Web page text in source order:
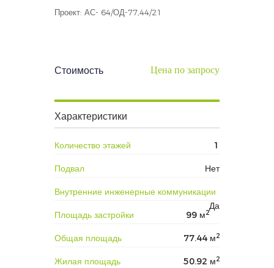
Проект: АС- 64/ОД-77,44/21
Стоимость Цена по запросу
Характеристики
Количество этажей
1
Подвал
Нет
Внутренние инженерные коммуникации
Да
Площадь застройки 99 м2
Общая площадь 77.44 м2
Жилая площадь 50.92 м2